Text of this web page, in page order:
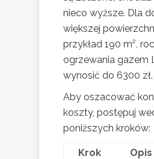
nieco wyższe. Dla
większej
przykład 190 m²,
ogrzewania gazem
wynosić do 6300 zł.
Aby oszacować
koszty, postępuj
poniższych kroków:
Krok Opis